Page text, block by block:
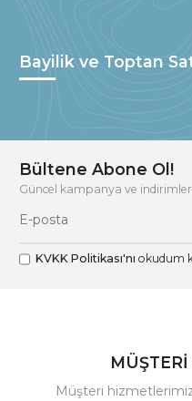
Bayilik ve Toptan
Bültene Abone Ol!
Güncel kampanya ve
KVKK Politikası'nı okudum
Müşteri